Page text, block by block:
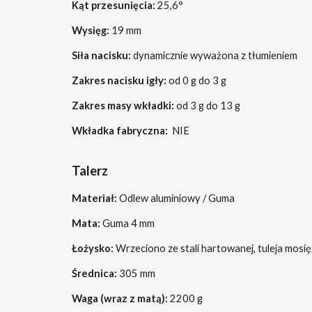
Kąt przesunięcia: 25,6°
Wysięg: 19 mm
Siła nacisku: dynamicznie wyważona z tłumieniem
Zakres nacisku igły: od 0 g do 3 g
Zakres masy wkładki: od 3 g do 13 g
Wkładka fabryczna: NIE
Talerz
Materiał: Odlew aluminiowy / Guma
Mata: Guma 4 mm
Łożysko: Wrzeciono ze stali hartowanej, tuleja
Średnica: 305 mm
Waga (wraz z matą): 2200 g